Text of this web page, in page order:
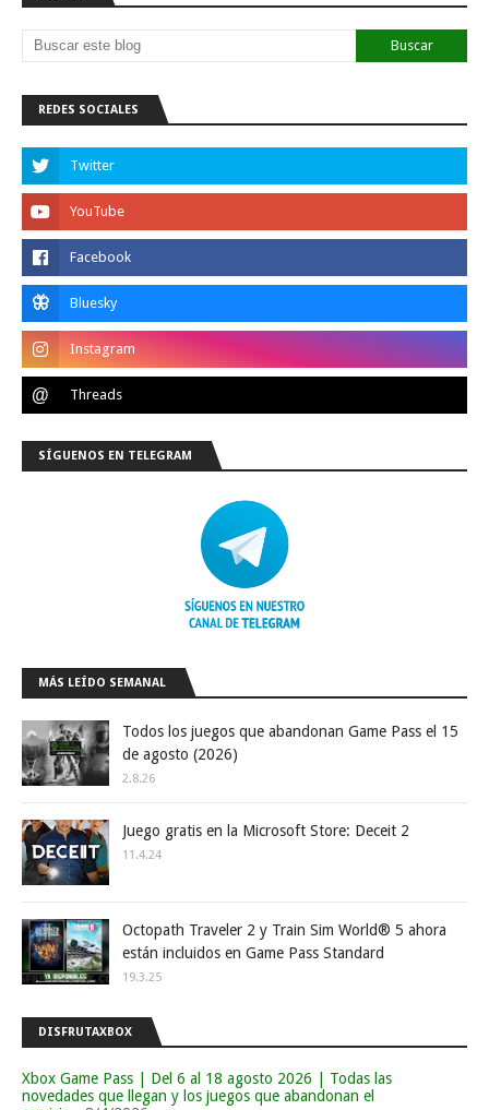
REDES SOCIALES
SÍGUENOS EN TELEGRAM
MÁS LEÍDO SEMANAL
Todos los juegos que abandonan Game Pass el 15
de agosto (2026)
2.8.26
Juego gratis en la Microsoft Store: Deceit 2
11.4.24
Octopath Traveler 2 y Train Sim World® 5 ahora
están incluidos en Game Pass Standard
19.3.25
DISFRUTAXBOX
Xbox Game Pass | Del 6 al 18 agosto 2026 | Todas las
novedades que llegan y los juegos que abandonan el